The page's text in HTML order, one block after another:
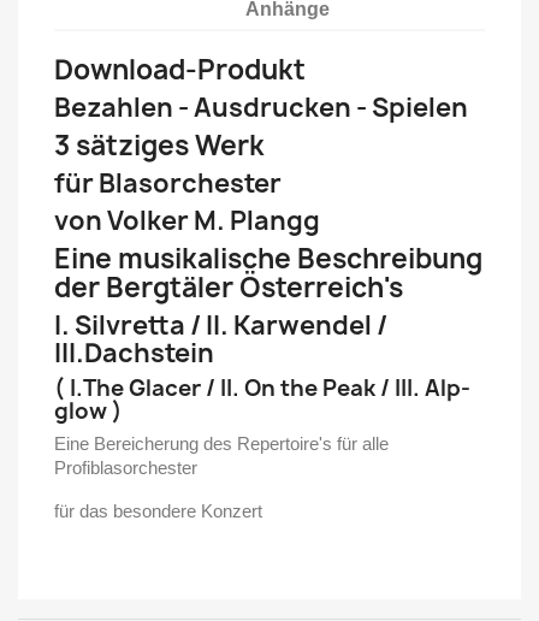
Anhänge
Download-Produkt
Bezahlen - Ausdrucken - Spielen
3 sätziges Werk
für Blasorchester
von Volker M. Plangg
Eine musikalische Beschreibung
der Bergtäler Österreich's
I. Silvretta / II. Karwendel /
III.Dachstein
( I.The Glacer / II. On the Peak / III. Alp-
glow )
Eine Bereicherung des Repertoire's für alle
Profiblasorchester
für das besondere Konzert